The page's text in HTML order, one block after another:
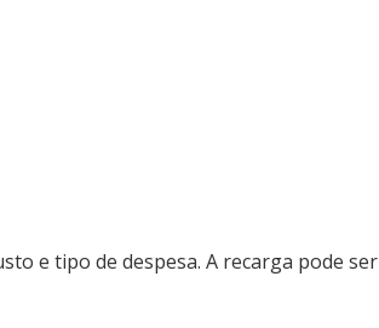
e tipo de despesa. A recarga pode ser